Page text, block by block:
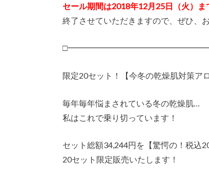
セール期間は2018年12月25日（火）ま
終了させていただきますので、ぜひ、
限定20セット！【今冬の乾燥肌対策ア
毎年毎年悩まされている冬の乾燥肌…
私はこれで乗り切っています！
セット総額34,244円を【驚愕の！税込
20セット限定販売いたします！